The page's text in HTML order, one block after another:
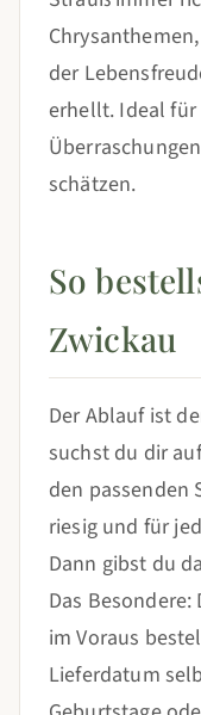
der
erhellt. Ideal für
schätzen.
So
Zwickau
Der Ablauf ist
suchst du dir
den passenden
riesig und für
Dann gibst du
Das
im Voraus
Lieferdatum